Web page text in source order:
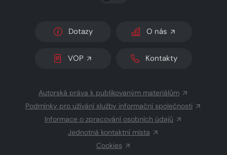
Dotazy O nás
VOP Kontakty
Autorská práva k publikovaným materiálům
Podmínky pro užívání služby informační společnosti
Informace o zpracování osobních údajů
Jednotná kontaktní místa
Cookies